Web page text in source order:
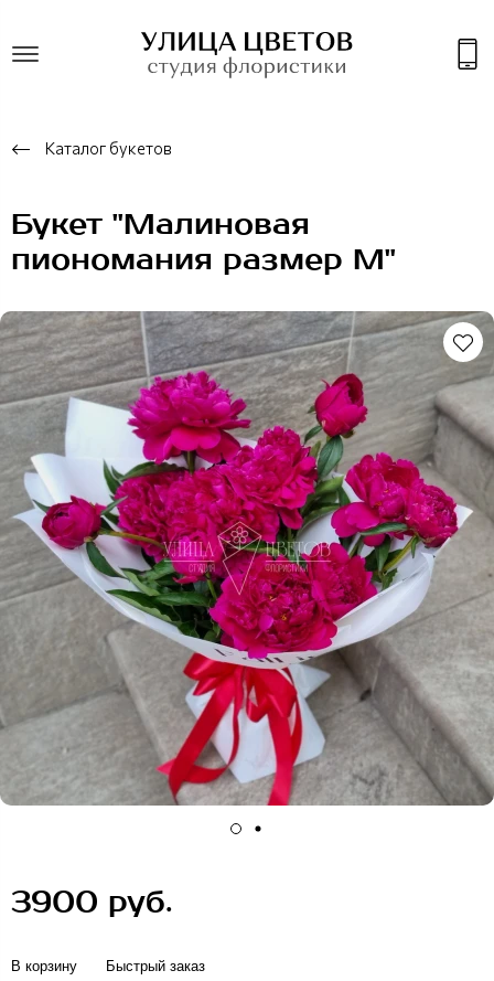
Каталог букетов
Букет "Малиновая
пиономания размер М"
3900 руб.
В корзину Быстрый заказ